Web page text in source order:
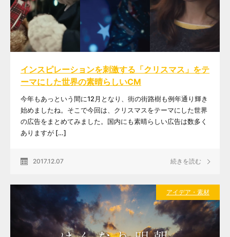
インスピレーションを刺激する「クリスマス」をテ
ーマにした世界の素晴らしいCM
今年もあっという間に12月となり、街の街路樹も例年通り輝き
始めましたね。そこで今回は、クリスマスをテーマにした世界
の広告をまとめてみました。国内にも素晴らしい広告は数多く
ありますが […]
2017.12.07 続きを読む
アイデア・素材